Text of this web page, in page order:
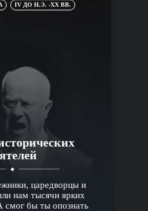
IV ДО Н.Э. -XX ВВ.
царедворцы и
нам тысячи ярких
смог бы ты опознать